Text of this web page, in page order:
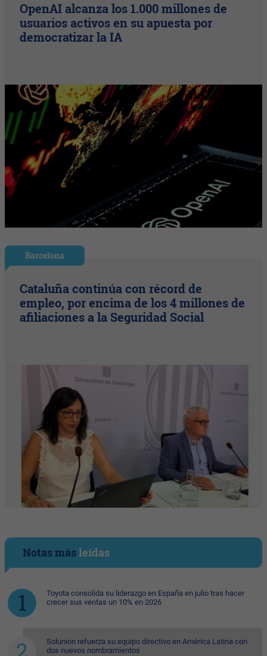
OpenAI alcanza los 1.000 millones de
usuarios activos en su apuesta por
democratizar la IA
Barcelona
Cataluña continúa con récord de
empleo, por encima de los 4 millones de
afiliaciones a la Seguridad Social
Notas másleídas
Toyota consolida su liderazgo en España en julio tras hacer
crecer sus ventas un 10% en 2026
Solunion refuerza su equipo directivo en América Latina con
dos nuevos nombramientos